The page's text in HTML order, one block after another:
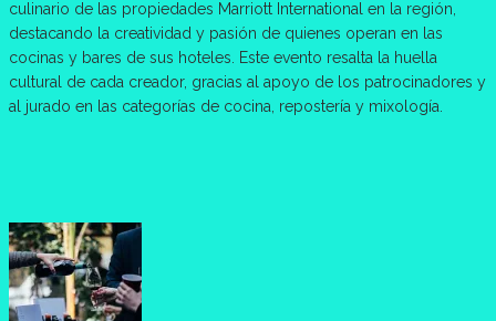
culinario de las propiedades Marriott International en la región,
destacando la creatividad y pasión de quienes operan en las
cocinas y bares de sus hoteles. Este evento resalta la huella
cultural de cada creador, gracias al apoyo de los patrocinadores y
al jurado en las categorías de cocina, repostería y mixología.